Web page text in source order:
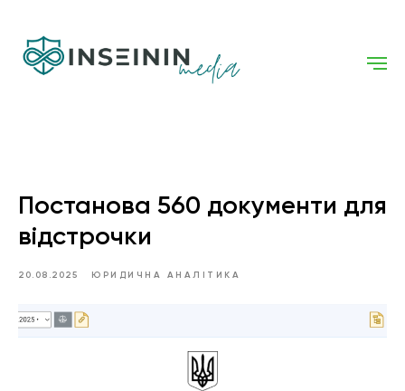
Постанова 560 документи для
відстрочки
20.08.2025 ЮРИДИЧНА АНАЛІТИКА